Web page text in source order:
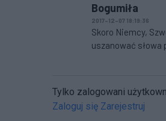
Bogumiła
2017-12-07 18:19:36
Skoro Niemcy,
uszanować
Tylko zalogowani
Zaloguj się Zarejestruj